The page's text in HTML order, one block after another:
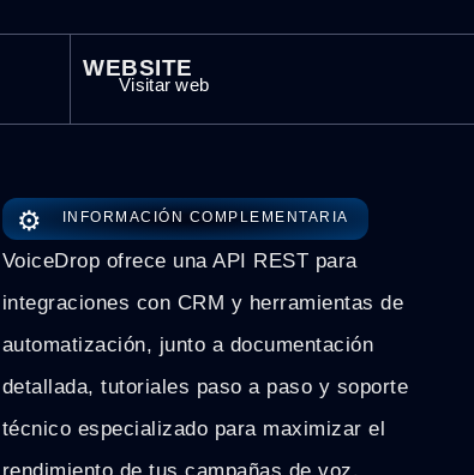
WEBSITE
Visitar web
⚙️ INFORMACIÓN COMPLEMENTARIA
VoiceDrop ofrece una API REST para
integraciones con CRM y herramientas de
automatización, junto a documentación
detallada, tutoriales paso a paso y soporte
técnico especializado para maximizar el